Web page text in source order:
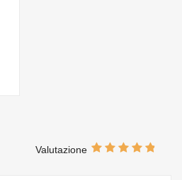
Valutazione